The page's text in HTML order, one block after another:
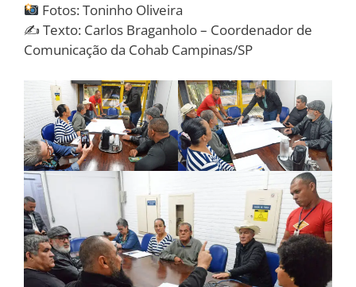
Fotos: Toninho Oliveira
✍️ Texto: Carlos Braganholo – Coordenador de
Comunicação da Cohab Campinas/SP